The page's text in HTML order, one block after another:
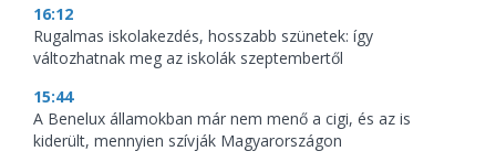
16:12
Rugalmas iskolakezdés, hosszabb szünetek: így
változhatnak meg az iskolák szeptembertől
15:44
A Benelux államokban már nem menő a cigi, és az is
kiderült, mennyien szívják Magyarországon